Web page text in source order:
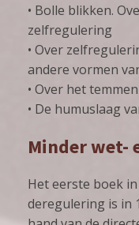
• Bolle blikken.
zelfregulering
• Over
andere vormen
• Over het
• De humuslaag
Minder wet-
Het eerste boek
deregulering is in